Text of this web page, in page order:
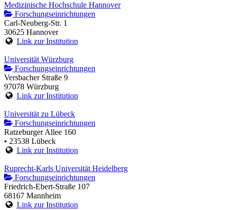
Medizinische Hochschule Hannover
Forschungseinrichtungen
Carl-Neuberg-Str. 1
30625 Hannover
Link zur Institution
Universität Würzburg
Forschungseinrichtungen
Versbacher Straße 9
97078 Würzburg
Link zur Institution
Universität zu Lübeck
Forschungseinrichtungen
Ratzeburger Allee 160
• 23538 Lübeck
Link zur Institution
Ruprecht-Karls Universität Heidelberg
Forschungseinrichtungen
Friedrich-Ebert-Straße 107
68167 Mannheim
Link zur Institution